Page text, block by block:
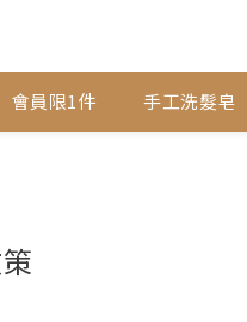
會員限1件 手工洗髮皂